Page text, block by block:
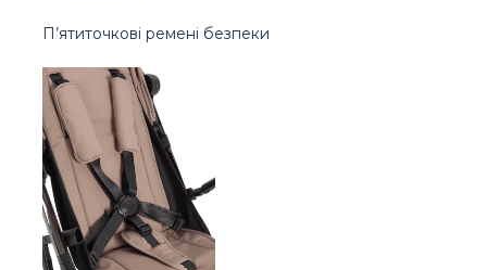
П’ятиточкові ремені безпеки